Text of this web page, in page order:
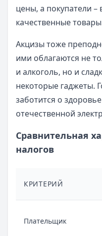
цены, а покупатели
качественные
Акцизы тоже
ими облагаются не
и алкоголь, но и
некоторые гаджеты.
заботится о
отечественной
Сравнительная
налогов
КРИТЕРИЙ
Плательщик